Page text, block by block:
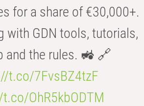
for a share of €30,000+.
with GDN tools, tutorials,
and the rules. 🚜 🔗
t.co/7FvsBZ4tzF
OhR5kbODTM